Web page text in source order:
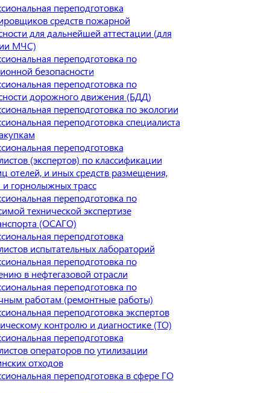
переподготовка
средств пожарной
для дальнейшей аттестации (для
МЧС)
переподготовка по
безопасности
переподготовка по
дорожного движения (БДД)
переподготовка по экологии
переподготовка специалиста
переподготовка
(экспертов) по классификации
отелей, и иных средств размещения,
горнолыжных трасс
переподготовка по
технической экспертизе
(ОСАГО)
переподготовка
испытательных лабораторий
переподготовка по
в нефтегазовой отрасли
переподготовка по
работам (ремонтные работы)
переподготовка экспертов
контролю и диагностике (ТО)
переподготовка
операторов по утилизации
отходов
переподготовка в сфере ГО